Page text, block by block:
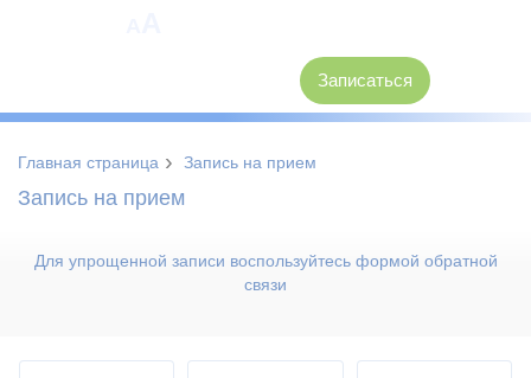
Записаться
Главная страница › Запись на прием
Запись на прием
Для упрощенной записи воспользуйтесь формой обратной
связи